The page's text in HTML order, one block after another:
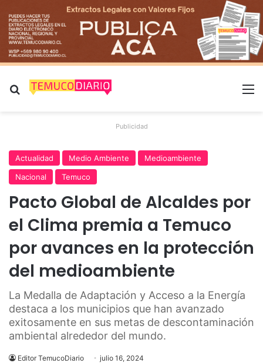
Buscar por
Publicidad
Actualidad Medio Ambiente
Medioambiente
Nacional
Temuco
Pacto Global de Alcaldes por
el Clima premia a Temuco
por avances en la protección
del medioambiente
La Medalla de Adaptación y Acceso a la Energía
destaca a los municipios que han avanzado
exitosamente en sus metas de descontaminación
ambiental alrededor del mundo.
Editor TemucoDiario julio 16, 2024